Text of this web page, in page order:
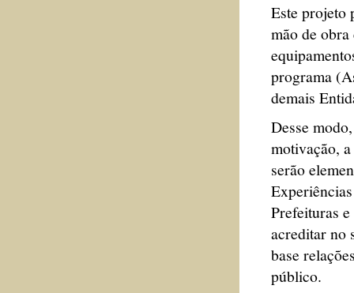
Este projeto
mão de
programa
demais
Desse
motivação,
serão
Prefeituras
acreditar no
base
público.